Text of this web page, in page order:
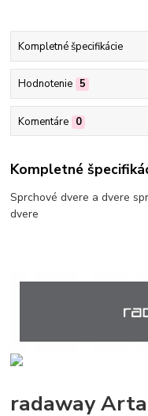
Kompletné špecifikácie
Hodnotenie 5
Komentáre 0
Kompletné
Sprchové dvere a dvere
dvere
radaway